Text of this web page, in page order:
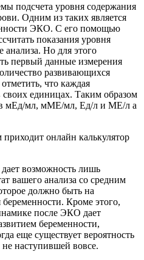
подсчета уровня содержания
Одним из таких является
ЭКО. С его помощью
показания уровня
Но для этого
первый данные измерения
развивающихся
что каждая
своих единицах. Таким образом
в мЕд/мл, мМЕ/мл, Ед/л и МЕ/л а
онлайн калькулятор
возможность лишь
вашего анализа со средним
должно быть на
Кроме этого,
после ЭКО дает
беременности,
еще существует вероятность
наступившей вовсе.